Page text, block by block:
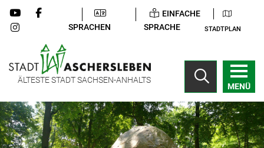
SPRACHEN
EINFACHE
SPRACHE
STADTPLAN
ÄLTESTE STADT SACHSEN-ANHALTS
MENÜ